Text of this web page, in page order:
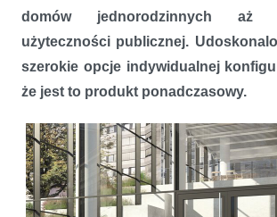
domów jednorodzinnych aż
użyteczności publicznej.
szerokie opcje indywidualnej
że jest to produkt ponadczasowy.